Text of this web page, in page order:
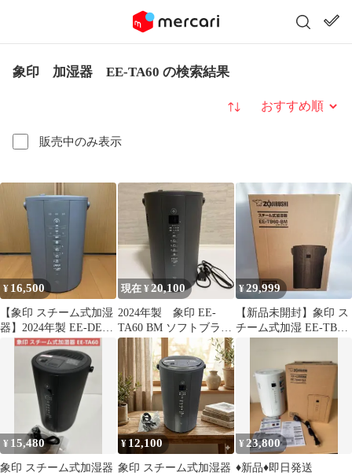
象印 加湿器 EE-TA60 の検索結果
販売中のみ表示
並び替え
¥ 16,500
【象印 スチーム式加湿
器】2024年製 EE-DE35
グレー
現在 ¥20,100
2024年製 象印 EE-
TA60 BM ソフトブラッ
ク
¥29,999
【新品未開封】象印 ス
チーム式加湿 EE-TB60-
¥ 15,480
象印 スチーム式加湿器
¥ 12,100
象印 スチーム式加湿器
¥ 23,800
♦︎新品♦︎即日発送